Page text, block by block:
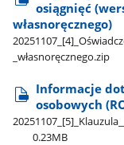
osiągnięć
własnoręcznego)
_własnoręcznego.zip
Informacje
osobowych
0.23MB